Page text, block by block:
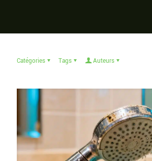
Catégories Tags Auteurs